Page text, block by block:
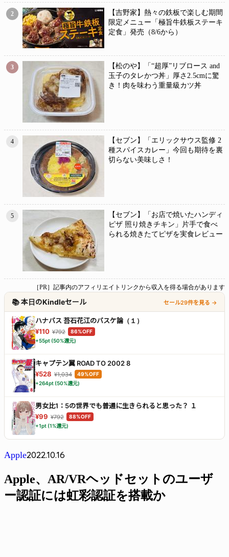
2
【吉野家】熱々の鉄板で楽しむ期間
限定メニュー「極旨牛鉄板ステーキ
定食」発売（8/6から）
3
【松のや】「“超厚”リブロース and
玉子のタレかつ丼」厚さ2.5cmに驚
き！肉を味わう重量級カツ丼
4
【セブン】「エリックサウス監修 2
種スパイスカレー」今回も期待を裏
切らない美味しさ！
5
【セブン】「お店で焼いたハンディ
ピザ 照り焼きチキン」片手で食べ
られる焼きたてピザを実食レビュー
［PR］記事内のアフィリエイトリンクから収入を得る場合があります
📚 本日のKindleセール セール29件を見る →
ハナバス 苔石花江のバスケ論（１）
¥110 ¥792
86%OFF
+55pt (50%還元)
キャプテン翼 ROAD TO 2002 8
¥528 ¥1,034
49%OFF
+264pt (50%還元)
男女比1：5の世界でも普通に生きられると思った？ １
¥99 ¥792
88%OFF
+1pt (1%還元)
Apple2022.10.16
Apple、AR/VRヘッドセットのユーザ
ー認証には虹彩認証を搭載か